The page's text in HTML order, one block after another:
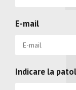
E-mail
Indicare la